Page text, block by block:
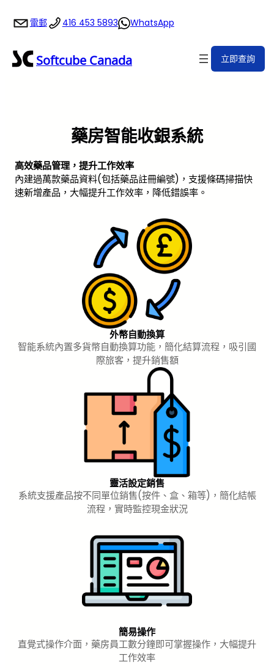
要
內
電郵 416 453 5893 WhatsApp
Softcube Canada 立即查詢
藥房智能收銀系統
高效藥品管理，提升工作效率
內建過萬款藥品資料(包括藥品註冊編號)，支援條碼掃描快
速新增產品，大幅提升工作效率，降低錯誤率。
外幣自動換算
智能系統內置多貨幣自動換算功能，簡化結算流程，吸引國
際旅客，提升銷售額
靈活設定銷售
系統支援產品按不同單位銷售(按件、盒、箱等)，簡化結帳
流程，實時監控現金狀況
簡易操作
直覺式操作介面，藥房員工數分鐘即可掌握操作，大幅提升
工作效率